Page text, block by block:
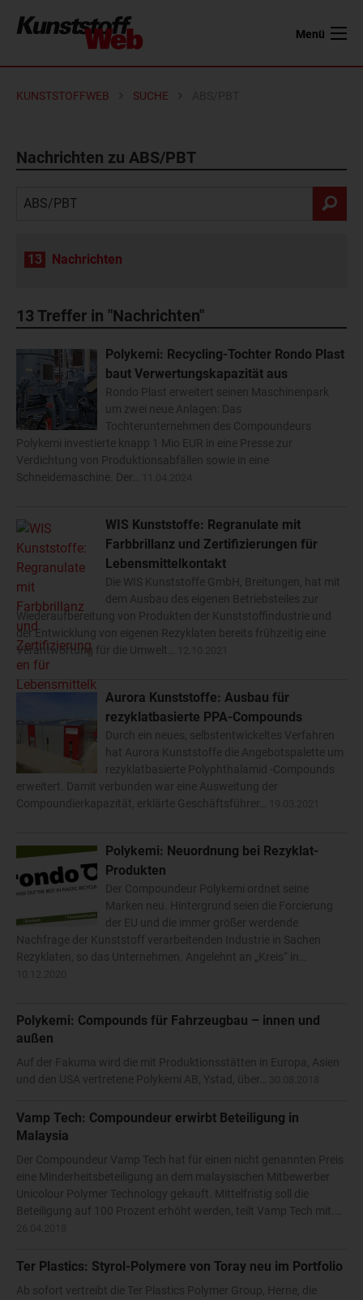
Menü
KUNSTSTOFFWEB SUCHE
Nachrichten zu ABS/PBT
13 Nachrichten
13 Treffer in "Nachrichten"
Polykemi: Recycling-Tochter Rondo Plast
baut Verwertungskapazität aus
Rondo Plast erweitert seinen Maschinenpark
um zwei neue Anlagen: Das
Tochterunternehmen des Compoundeurs
Polykemi investierte knapp 1 Mio EUR in eine Presse zur
Verdichtung von Produktionsabfällen sowie in eine
Schneidemaschine. Der…
WIS Kunststoffe: Regranulate mit
Farbbrillanz und Zertifizierungen für
Lebensmittelkontakt
Die WIS Kunststoffe GmbH, Breitungen, hat mit
dem Ausbau des eigenen Betriebsteiles zur
Wiederaufbereitung von Produkten der Kunststoffindustrie und
der Entwicklung von eigenen Rezyklaten bereits frühzeitig eine
Verantwortung für die Umwelt…
Aurora Kunststoffe: Ausbau für
rezyklatbasierte PPA-Compounds
Durch ein neues, selbstentwickeltes Verfahren
hat Aurora Kunststoffe die Angebotspalette um
rezyklatbasierte Polyphthalamid -Compounds
erweitert. Damit verbunden war eine Ausweitung der
Compoundierkapazität, erklärte Geschäftsführer…
Polykemi: Neuordnung bei Rezyklat-
Produkten
Der Compoundeur Polykemi ordnet seine
Marken neu. Hintergrund seien die Forcierung
der EU und die immer größer werdende
Nachfrage der Kunststoff verarbeitenden Industrie in Sachen
Rezyklaten, so das Unternehmen. Angelehnt an „Kreis“ in…
Polykemi: Compounds für Fahrzeugbau – innen und
außen
Auf der Fakuma wird die mit Produktionsstätten in Europa, Asien
und den USA vertretene Polykemi AB, Ystad, über…
Vamp Tech: Compoundeur erwirbt Beteiligung in
Malaysia
Der Compoundeur Vamp Tech hat für einen nicht genannten Preis
eine Minderheitsbeteiligung an dem malaysischen Mitbewerber
Unicolour Polymer Technology gekauft. Mittelfristig soll die
Beteiligung auf 100 Prozent erhöht werden, teilt Vamp Tech mit.…
Ter Plastics: Styrol-Polymere von Toray neu im Portfolio
Ab sofort vertreibt die Ter Plastics Polymer Group, Herne, die